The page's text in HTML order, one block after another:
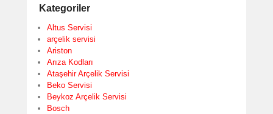
Kategoriler
Altus Servisi
arçelik servisi
Ariston
Arıza Kodları
Ataşehir Arçelik Servisi
Beko Servisi
Beykoz Arçelik Servisi
Bosch